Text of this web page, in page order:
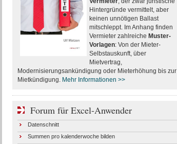
Hintergründe vermittelt, aber
keinen unnötigen Ballast
mitschleppt. Im Anhang finden
Vermieter zahlreiche Muster-
Vorlagen: Von der Mieter-
Selbstauskunft, über
Mietvertrag,
Modernisierungsankündigung oder Mieterhöhung bis zur
Mietkündigung. Mehr Informationen >>
Forum für Excel-Anwender
Datenschnitt
Summen pro kalenderwoche bilden